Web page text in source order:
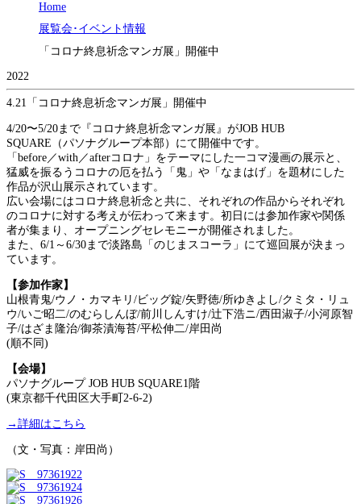
Home
展覧会･イベント情報
「コロナ終息祈念マンガ展」開催中
2022
4.21 「コロナ終息祈念マンガ展」開催中
4/20〜5/20まで『コロナ終息祈念マンガ展』がJOB HUB
SQUARE（パソナグループ本部）にて開催中です。
「before／with／afterコロナ」をテーマにした一コマ漫画の展示と、
猛威を振るうコロナの厄を払う「鬼」や「なまはげ」を題材にした
作品が沢山展示されています。
広い会場にはコロナ終息祈念と共に、それぞれの作品からそれぞれ
のコロナに対する考えが伝わって来ます。初日には参加作家や関係
者が集まり、オープニングセレモニーが開催されました。
また、6/1～6/30まで淡路島「のじまスコーラ」にて巡回展が決まっ
ています。
【参加作家】
山根青鬼/ウノ・カマキリ/ビッグ錠/矢野徳/所ゆきよし/クミタ・リュ
ウ/いご昭二/のむらしんぼ/前川しんすけ/辻下浩ニ/西田淑子/小河原智
子/はざま隆治/御茶漬海苔/平松伸二/岸田尚
(順不同)
【会場】
パソナグループ JOB HUB SQUARE1階
(東京都千代田区大手町2-6-2)
→詳細はこちら
（文・写真：岸田尚）